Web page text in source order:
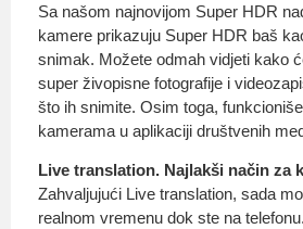
Sa našom najnovijom Super HDR
kamere prikazuju Super HDR baš
snimak. Možete odmah vidjeti kako
super živopisne fotografije i
što ih snimite. Osim toga,
kamerama u aplikaciji društvenih
Live translation. Najlakši način za
Zahvaljujući Live translation, sada
realnom vremenu dok ste na